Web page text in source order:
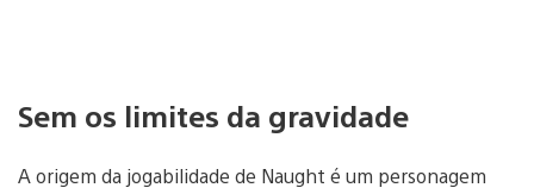
Sem os limites da gravidade
A origem da jogabilidade de Naught é um personagem